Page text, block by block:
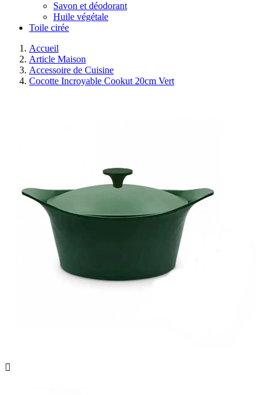
Savon et déodorant
Huile végétale
Toile cirée
Accueil
Article Maison
Accessoire de Cuisine
Cocotte Incroyable Cookut 20cm Vert
